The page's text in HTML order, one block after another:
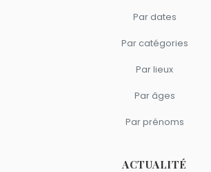
Par dates
Par catégories
Par lieux
Par âges
Par prénoms
ACTUALITÉ